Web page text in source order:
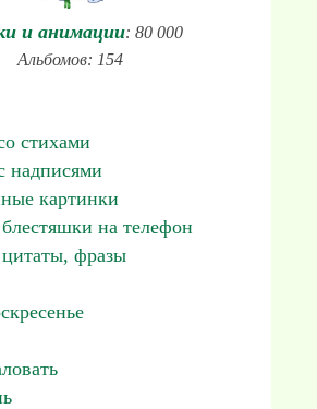
и анимации: 80 000
Альбомов: 154
стихами
надписями
картинки
на телефон
фразы